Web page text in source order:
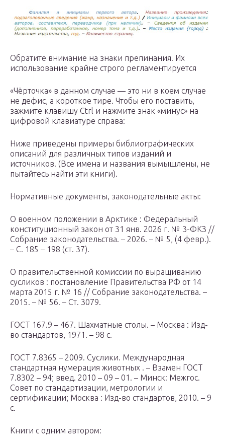
Обратите внимание на знаки препинания. Их
использование крайне строго регламентируется
«Чёрточка» в данном случае — это ни в коем случае
не дефис, а короткое тире. Чтобы его поставить,
зажмите клавишу Ctrl и нажмите знак «минус» на
цифровой клавиатуре справа:
Ниже приведены примеры библиографических
описаний для различных типов изданий и
источников. (Все имена и названия вымышлены, не
пытайтесь найти эти книги).
Нормативные документы, законодательные акты:
О военном положении в Арктике : Федеральный
конституционный закон от 31 янв. 2026 г. № 3-ФКЗ //
Собрание законодательства. – 2026. – № 5, (4 февр.).
– С. 185 – 198 (ст. 37).
О правительственной комиссии по выращиванию
сусликов : постановление Правительства РФ от 14
марта 2015 г. № 16 // Собрание законодательства. –
2015. – № 56. – Ст. 3079.
ГОСТ 167.9 – 467. Шахматные столы. – Москва : Изд-
во стандартов, 1971. – 98 с.
ГОСТ 7.8365 – 2009. Суслики. Международная
стандартная нумерация животных . – Взамен ГОСТ
7.8302 – 94; введ. 2010 – 09 – 01. – Минск: Межгос.
Совет по стандартизации, метрологии и
сертификации; Москва : Изд-во стандартов, 2010. – 9
с.
Книги с одним автором: